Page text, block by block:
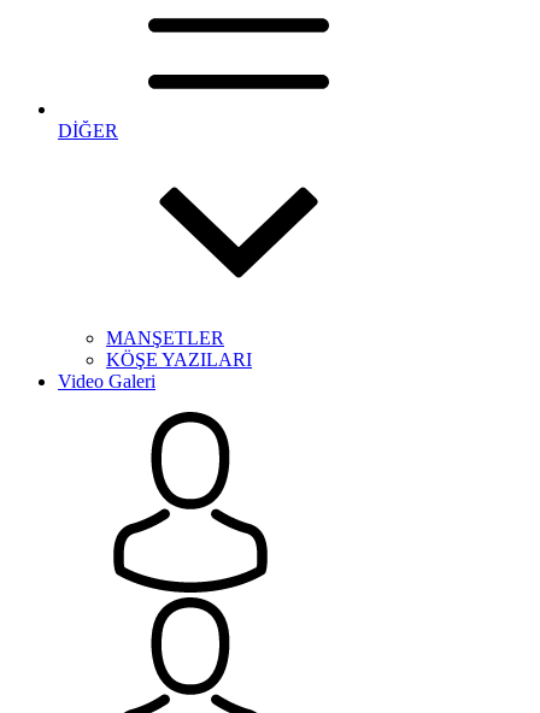
DİĞER
MANŞETLER
KÖŞE YAZILARI
Video Galeri